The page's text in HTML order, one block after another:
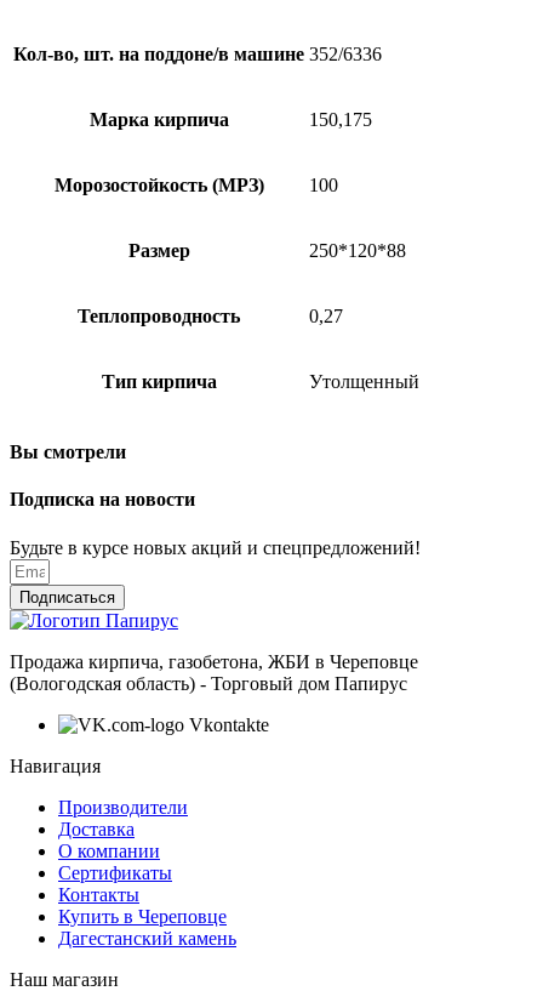
Кол-во, шт. на поддоне/в машине 352/6336
Марка кирпича 150,175
Морозостойкость (МРЗ) 100
Размер 250*120*88
Теплопроводность 0,27
Тип кирпича Утолщенный
Вы смотрели
Подписка на новости
Будьте в курсе новых акций и спецпредложений!
Подписаться
Продажа кирпича, газобетона, ЖБИ в Череповце
(Вологодская область) - Торговый дом Папирус
Vkontakte
Навигация
Производители
Доставка
О компании
Сертификаты
Контакты
Купить в Череповце
Дагестанский камень
Наш магазин